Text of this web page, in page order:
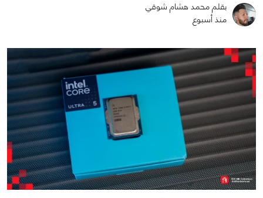
بقلم محمد هشام شوقي
منذ أسبوع